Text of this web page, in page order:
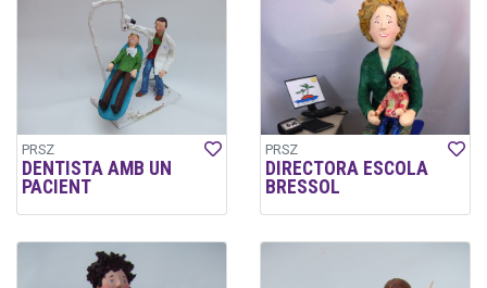
PRSZ
DENTISTA AMB UN
PACIENT
PRSZ
DIRECTORA ESCOLA
BRESSOL